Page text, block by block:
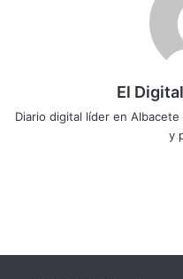
El
Diario digital líder en
y